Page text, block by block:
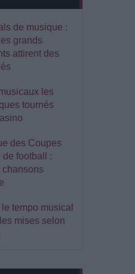
de musique :
grands
attirent des
les
tournés
des Coupes
de football :
chansons
tempo musical
mises selon